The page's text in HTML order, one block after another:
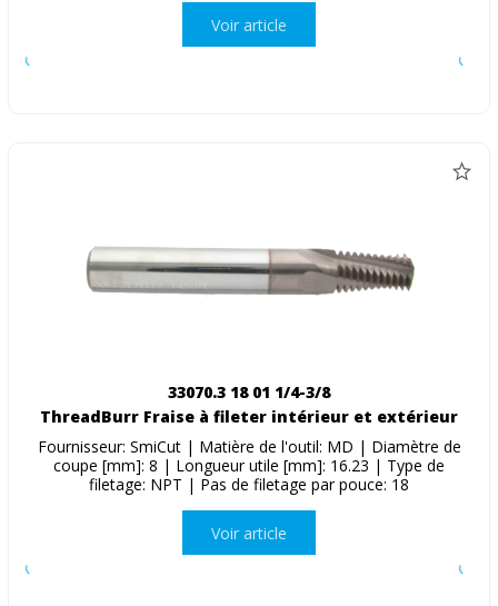
Voir article
33070.3 18 01 1/4-3/8
ThreadBurr Fraise à fileter intérieur et extérieur
Fournisseur: SmiCut | Matière de l'outil: MD | Diamètre de
coupe [mm]: 8 | Longueur utile [mm]: 16.23 | Type de
filetage: NPT | Pas de filetage par pouce: 18
Voir article